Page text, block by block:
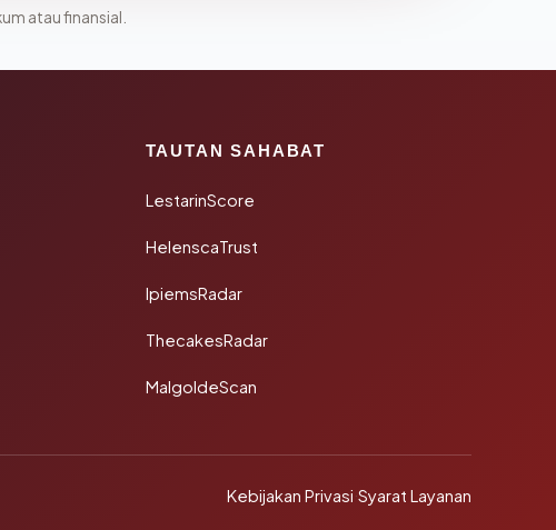
atau finansial.
TAUTAN SAHABAT
LestarinScore
HelenscaTrust
IpiemsRadar
ThecakesRadar
MalgoldeScan
Kebijakan Privasi·Syarat Layanan